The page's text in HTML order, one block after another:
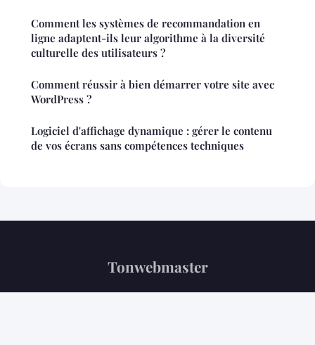
Comment les systèmes de recommandation en
ligne adaptent-ils leur algorithme à la diversité
culturelle des utilisateurs ?
Comment réussir à bien démarrer votre site avec
WordPress ?
Logiciel d'affichage dynamique : gérer le contenu
de vos écrans sans compétences techniques
Tonwebmaster